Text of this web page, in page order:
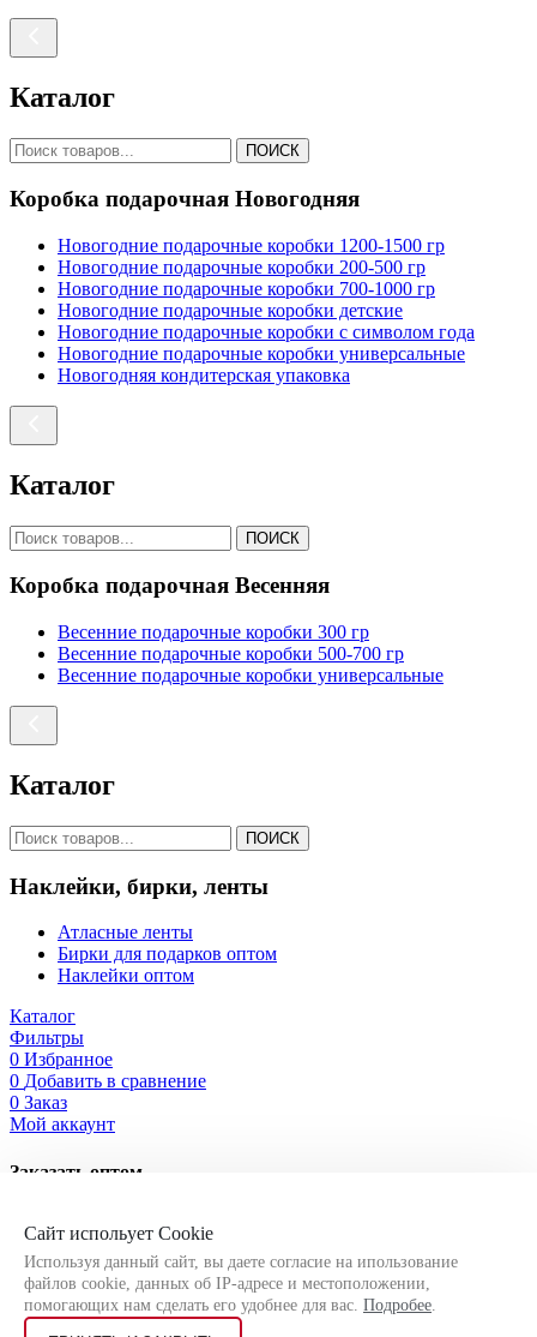
Сайт испольует Cookie
Используя данный сайт, вы даете согласие на ипользование
файлов cookie, данных об IP-адресе и местоположении,
помогающих нам сделать его удобнее для вас. Подробее.
Каталог
ПОИСК
Коробка подарочная Новогодняя
Новогодние подарочные коробки 1200-1500 гр
Новогодние подарочные коробки 200-500 гр
Новогодние подарочные коробки 700-1000 гр
Новогодние подарочные коробки детские
Новогодние подарочные коробки с символом года
Новогодние подарочные коробки универсальные
Новогодняя кондитерская упаковка
Каталог
ПОИСК
Коробка подарочная Весенняя
Весенние подарочные коробки 300 гр
Весенние подарочные коробки 500-700 гр
Весенние подарочные коробки универсальные
Каталог
ПОИСК
Наклейки, бирки, ленты
Атласные ленты
Бирки для подарков оптом
Наклейки оптом
Каталог
Фильтры
0 Избранное
0 Добавить в сравнение
0 Заказ
Мой аккаунт
Заказать оптом
с Вами!